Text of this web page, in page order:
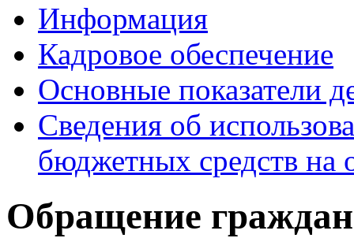
Информация
Кадровое обеспечение
Основные показатели
Сведения об
бюджетных средств на
Обращение